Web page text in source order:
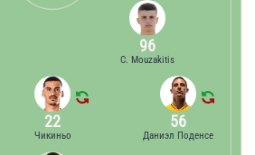
96
C. Mouzakitis
56
Даниэл Поденсе
22
Чикиньо